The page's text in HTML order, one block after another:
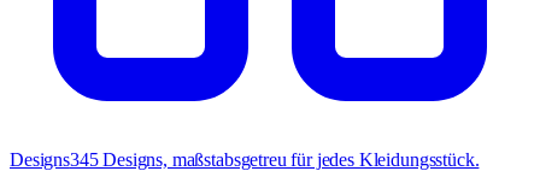
Designs345 Designs, maßstabsgetreu für jedes Kleidungsstück.